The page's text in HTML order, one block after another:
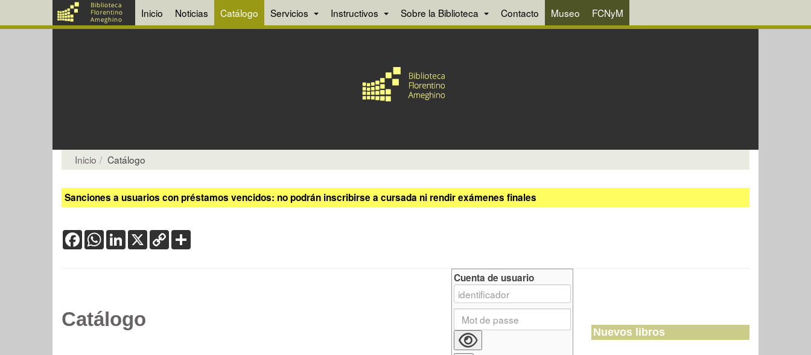
Inicio Noticias Catálogo Servicios Instructivos Sobre la Biblioteca Contacto Museo FCNyM
Inicio Catálogo
Sanciones a usuarios con préstamos vencidos: no podrán inscribirse a cursada ni rendir exámenes finales
FacebookWhatsApp
LinkedIn
X Copy
Link
Catálogo
Cuenta de usuario
Nuevos libros